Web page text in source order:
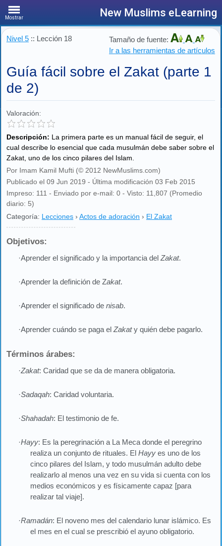
Mostrar New Muslims eLearning
Nivel 5 :: Lección 18
Tamaño de fuente:
Ir a las herramientas de artículos
Guía fácil sobre el Zakat (parte 1
de 2)
Valoración:
Descripción: La primera parte es un manual fácil de seguir, el
cual describe lo esencial que cada musulmán debe saber sobre el
Zakat, uno de los cinco pilares del Islam.
Por Imam Kamil Mufti (© 2012 NewMuslims.com)
Publicado el 09 Jun 2019 - Última modificación 03 Feb 2015
Impreso: 111 - Enviado por e-mail: 0 - Visto: 11,807 (Promedio
diario: 5)
Categoría: Lecciones › Actos de adoración › El Zakat
Objetivos:
·Aprender el significado y la importancia del Zakat.
·Aprender la definición de Zakat.
·Aprender el significado de nisab.
·Aprender cuándo se paga el Zakaty quién debe pagarlo.
Términos árabes:
·Zakat: Caridad que se da de manera obligatoria.
·Sadaqah: Caridad voluntaria.
·Shahadah: El testimonio de fe.
·Hayy: Es la peregrinación a La Meca donde el peregrino
realiza un conjunto de rituales. El Hayy es uno de los
cinco pilares del Islam, y todo musulmán adulto debe
realizarlo al menos una vez en su vida si cuenta con los
medios económicos y es físicamente capaz [para
realizar tal viaje].
·Ramadán: El noveno mes del calendario lunar islámico. Es
el mes en el cual se prescribió el ayuno obligatorio.